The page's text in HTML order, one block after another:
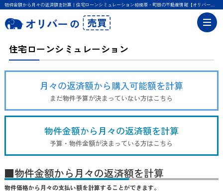
物件金額から月々の返済額を計算｜住宅ローンシミュレーション相模原・町田の不動産情報【オリバー】｜不動産購入・売却サポート
住宅ローンシミュレーション
月々の返済額から購入可能額を計算
まだ物件予算が決まっていない方はこちら
物件金額から月々の返済額を計算
予算・物件金額が決まっている方はこちら
■物件金額から月々の返済額を計算
物件価格から月々の支払い額を計算することができます。